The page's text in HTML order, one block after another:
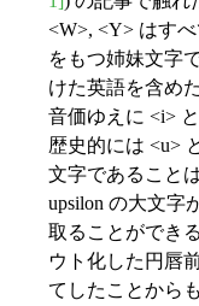
<W>, <Y> はす
をもつ姉妹文字
けた英語を含め
音価ゆえに <i>
歴史的には <u>
文字であること
upsilon の大文字
取ることができ
ウト化した円唇
てしたことから